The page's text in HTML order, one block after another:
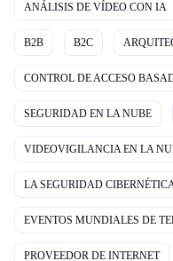
ANÁLISIS DE VÍDEO CON IA
B2B B2C
CONTROL DE ACCESO
SEGURIDAD EN LA NUBE
VIDEOVIGILANCIA EN LA
LA SEGURIDAD
EVENTOS MUNDIALES DE
PROVEEDOR DE INTERNET